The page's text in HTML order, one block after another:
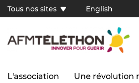
contenu
Tous
sites
(FR)
Tous nos sites English
Navigation
L'association Une révolution